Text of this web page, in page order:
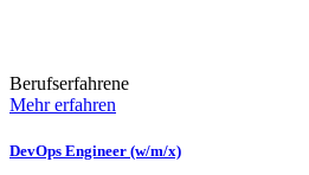
Berufserfahrene
Mehr erfahren
DevOps Engineer (w/m/x)